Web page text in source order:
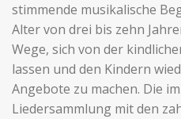
stimmende musikalische
Alter von drei bis zehn
Wege, sich von der
lassen und den Kindern
Angebote zu machen. Die
Liedersammlung mit den